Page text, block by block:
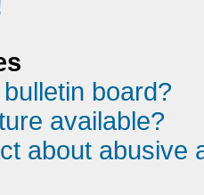
board?
available?
about abusive